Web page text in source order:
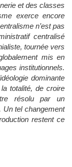
et des classes
exerce encore
n’est pas
centralisé
tournée vers
mis en
institutionnels.
dominante
totalité, de croire
résolu par un
Un tel changement
restent ce